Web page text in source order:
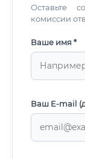
Оставьте
комиссии
Ваше имя *
Ваш E-mail